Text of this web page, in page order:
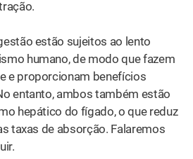
tipo fazem efeito muito
base nos efeitos iniciais. Os
relacionados ao aumento das
A melhor medida de
verificar o rótulo nutricional de
teor de canabinoides e garantir
dose habitual. Como o Estado
com pouco e